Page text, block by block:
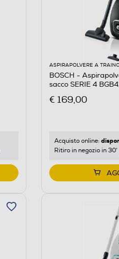
ASPIRAPOLVERE A
BOSCH -
sacco SERIE 4
€ 169,00
Acquisto online:
Ritiro in negozio in